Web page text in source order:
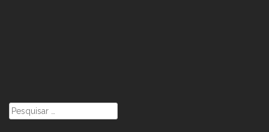
Pesquisar
por: